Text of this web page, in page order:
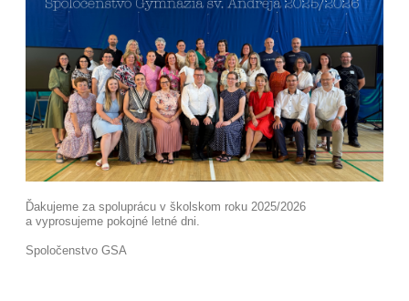
Ďakujeme za spoluprácu v školskom roku 2025/2026
a vyprosujeme pokojné letné dni.
Spoločenstvo GSA